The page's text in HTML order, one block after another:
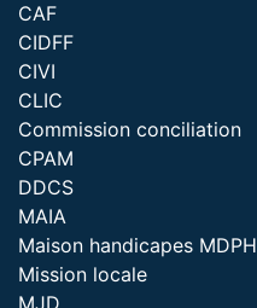
CAF
CIDFF
CIVI
CLIC
Commission conciliation
CPAM
DDCS
MAIA
Maison handicapes MDPH
Mission locale
MJD